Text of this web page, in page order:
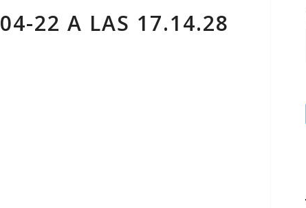
22 A LAS 17.14.28